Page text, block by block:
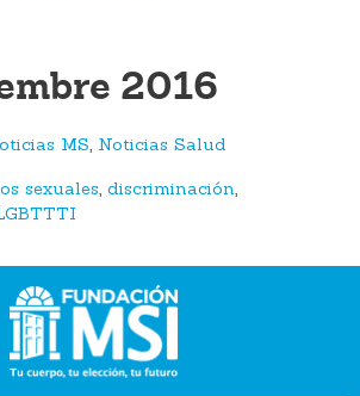
2016
MS, Noticias Salud
sexuales, discriminación,